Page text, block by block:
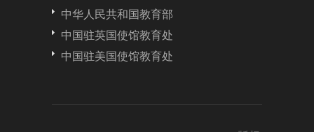
中华人民共和国教育部
中国驻英国使馆教育处
中国驻美国使馆教育处